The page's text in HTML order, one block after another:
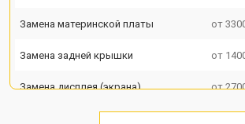
Замена материнской платы от
Замена задней крышки от
Замена дисплея (экрана) от